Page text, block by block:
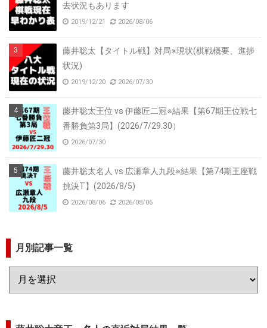
去状況もあります
2019/12/21 2026/08/06
藤井聡太【タイトル戦】対局※現状(棋戦概要、進捗
状況)
2019/12/20 2026/07/30
藤井聡太王位 vs 伊藤匠二冠※結果【第67期王位戦七
番勝負第3局】(2026/7/29.30）
2026/07/30
藤井聡太名人 vs 広瀬章人九段※結果【第74期王座戦
挑決T】(2026/8/5)
2026/08/06 2026/08/06
月別記事一覧